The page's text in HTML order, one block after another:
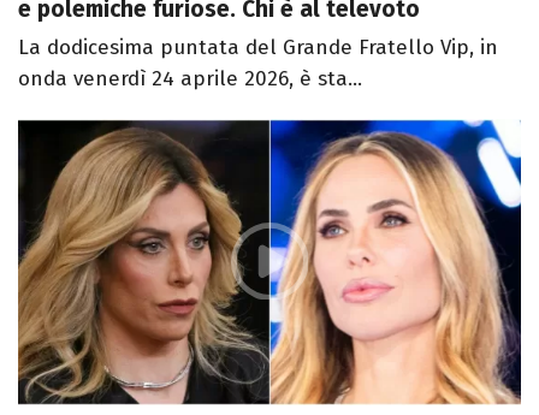
e polemiche furiose. Chi è al televoto
La dodicesima puntata del Grande Fratello Vip, in
onda venerdì 24 aprile 2026, è sta...